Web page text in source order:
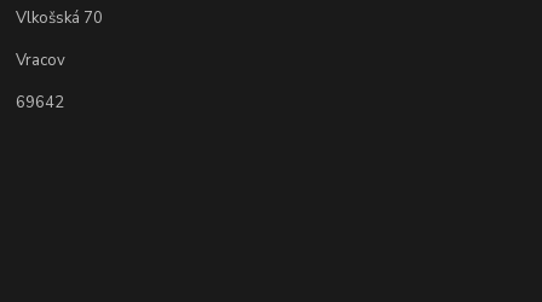
Vlkošská 70
Vracov
69642